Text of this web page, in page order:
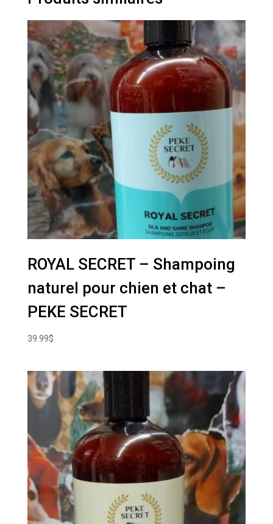
ROYAL SECRET – Shampoing
naturel pour chien et chat –
PEKE SECRET
39.99$